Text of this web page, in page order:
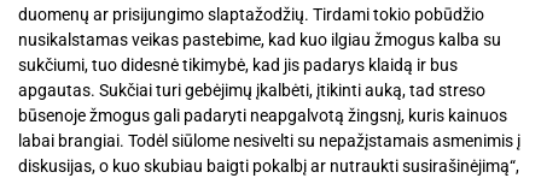
duomenų ar prisijungimo slaptažodžių. Tirdami tokio pobūdžio
nusikalstamas veikas pastebime, kad kuo ilgiau žmogus kalba su
sukčiumi, tuo didesnė tikimybė, kad jis padarys klaidą ir bus
apgautas. Sukčiai turi gebėjimų įkalbėti, įtikinti auką, tad streso
būsenoje žmogus gali padaryti neapgalvotą žingsnį, kuris kainuos
labai brangiai. Todėl siūlome nesivelti su nepažįstamais asmenimis į
diskusijas, o kuo skubiau baigti pokalbį ar nutraukti susirašinėjimą“,